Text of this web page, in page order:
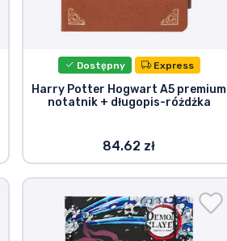
Dostępny Express
Harry Potter Hogwart A5 premium
notatnik + długopis-różdżka
84.62 zł